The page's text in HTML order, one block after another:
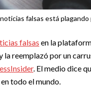
falsas está
falsas en la
reemplazó por un
. El medio dice
todo el mundo.